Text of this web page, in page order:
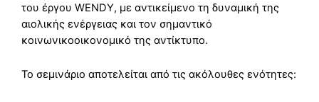
του έργου WENDY, με αντικείμενο τη δυναμική της
αιολικής ενέργειας και τον σημαντικό
κοινωνικοοικονομικό της αντίκτυπο.
Το σεμινάριο αποτελείται από τις ακόλουθες ενότητες: